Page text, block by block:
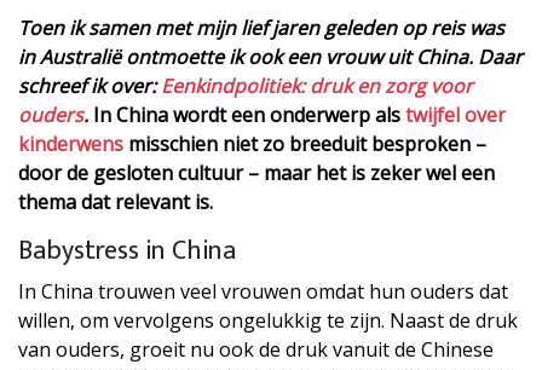
Toen ik samen met mijn lief jaren geleden op reis was
in Australië ontmoette ik ook een vrouw uit China. Daar
schreef ik over:Eenkindpolitiek: druk en zorg voor
ouders. In China wordt een onderwerp alstwijfel over
kinderwens misschien niet zo breeduit besproken –
door de gesloten cultuur – maar het is zeker wel een
thema dat relevant is.
Babystress in China
In China trouwen veel vrouwen omdat hun ouders dat
willen, om vervolgens ongelukkig te zijn. Naast de druk
van ouders, groeit nu ook de druk vanuit de Chinese